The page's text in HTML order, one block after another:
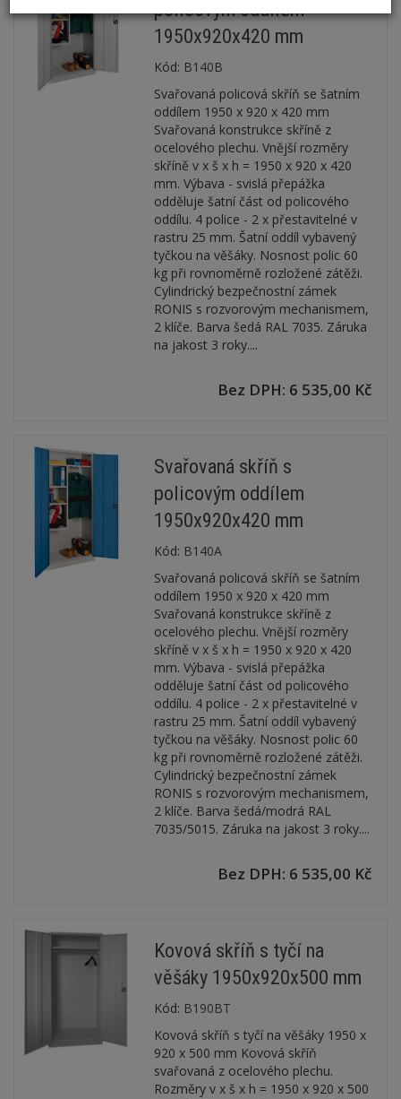
policovým oddílem
1950x920x420 mm
Kód: B140B
Svařovaná policová skříň se šatním
oddílem 1950 x 920 x 420 mm
Svařovaná konstrukce skříně z
ocelového plechu. Vnější rozměry
skříně v x š x h = 1950 x 920 x 420
mm. Výbava - svislá přepážka
odděluje šatní část od policového
oddílu. 4 police - 2 x přestavitelné v
rastru 25 mm. Šatní oddíl vybavený
tyčkou na věšáky. Nosnost polic 60
kg při rovnoměrně rozložené zátěži.
Cylindrický bezpečnostní zámek
RONIS s rozvorovým mechanismem,
2 klíče. Barva šedá RAL 7035. Záruka
na jakost 3 roky....
Bez DPH: 6 535,00 Kč
Svařovaná skříň s
policovým oddílem
1950x920x420 mm
Kód: B140A
Svařovaná policová skříň se šatním
oddílem 1950 x 920 x 420 mm
Svařovaná konstrukce skříně z
ocelového plechu. Vnější rozměry
skříně v x š x h = 1950 x 920 x 420
mm. Výbava - svislá přepážka
odděluje šatní část od policového
oddílu. 4 police - 2 x přestavitelné v
rastru 25 mm. Šatní oddíl vybavený
tyčkou na věšáky. Nosnost polic 60
kg při rovnoměrně rozložené zátěži.
Cylindrický bezpečnostní zámek
RONIS s rozvorovým mechanismem,
2 klíče. Barva šedá/modrá RAL
7035/5015. Záruka na jakost 3 roky....
Bez DPH: 6 535,00 Kč
Kovová skříň s tyčí na
věšáky 1950x920x500 mm
Kód: B190BT
Kovová skříň s tyčí na věšáky 1950 x
920 x 500 mm Kovová skříň
svařovaná z ocelového plechu.
Rozměry v x š x h = 1950 x 920 x 500